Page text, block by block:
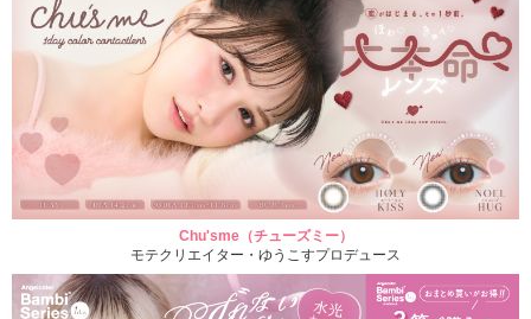
Chu'sme（チューズミー）
モテクリエイター・ゆうこすプロデュース